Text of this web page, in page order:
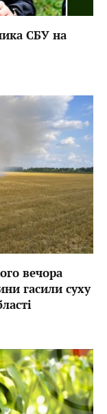
СБУ на
вечора
гасили суху